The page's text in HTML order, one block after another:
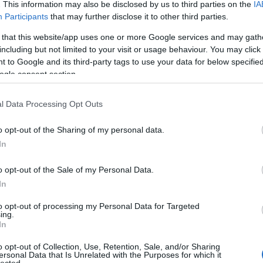
This information may also be disclosed by us to third parties on the
Participants that may further disclose it to other third parties.
that this website/app uses one or more Google services and may
but not limited to your visit or usage behaviour. You may
to Google and its third-party tags to use your data for below
consent section.
Data Processing Opt Outs
opt-out of the Sharing of my personal data.
opt-out of the Sale of my Personal Data.
opt-out of processing my Personal Data for Targeted
opt-out of Collection, Use, Retention, Sale, and/or Sharing
Data that Is Unrelated with the Purposes for which it
media
sötét
szinkronhangok:
dvd (
fun(